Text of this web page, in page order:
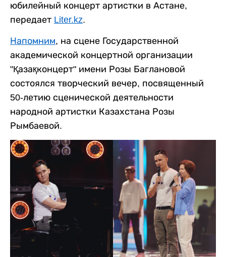
юбилейный концерт артистки в Астане,
передает Liter.kz.
Напомним, на сцене Государственной
академической концертной организации
"Қазақконцерт" имени Розы Баглановой
состоялся творческий вечер, посвященный
50-летию сценической деятельности
народной артистки Казахстана Розы
Рымбаевой.